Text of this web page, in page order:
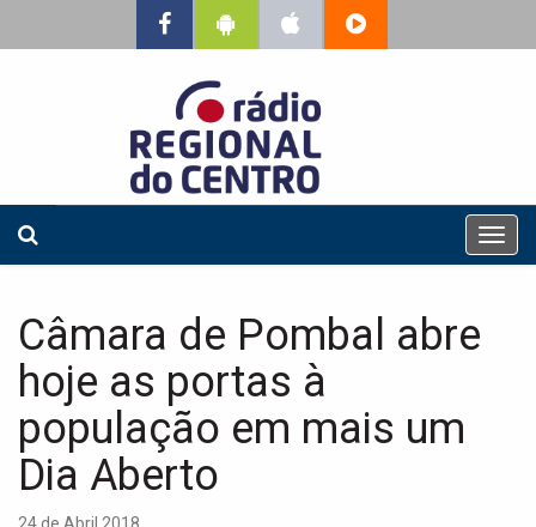
T
o
Câmara de Pombal abre
hoje as portas à
população em mais um
Dia Aberto